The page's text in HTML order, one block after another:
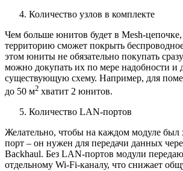
Количество узлов в комплекте
Чем больше юнитов будет в Mesh-
территорию сможет покрыть
этом юниты не обязательно покупать
можно докупать их по мере надобности и
существующую схему. Например, для
до 50 м2 хватит 2 юнитов.
Количество LAN-портов
Желательно, чтобы на каждом модуле
порт – он нужен для передачи данных
Backhaul. Без LAN-портов модули
отдельному Wi-Fi-каналу, что снижает